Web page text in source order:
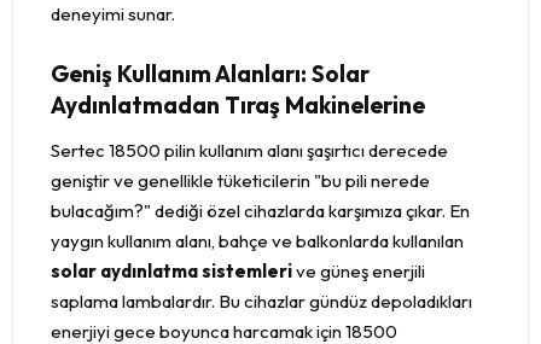
deneyimi sunar.
Geniş Kullanım Alanları: Solar
Aydınlatmadan Tıraş Makinelerine
Sertec 18500 pilin kullanım alanı şaşırtıcı derecede
geniştir ve genellikle tüketicilerin "bu pili nerede
bulacağım?" dediği özel cihazlarda karşımıza çıkar. En
yaygın kullanım alanı, bahçe ve balkonlarda kullanılan
solar aydınlatma sistemlerive güneş enerjili
saplama lambalardır. Bu cihazlar gündüz depoladıkları
enerjiyi gece boyunca harcamak için 18500